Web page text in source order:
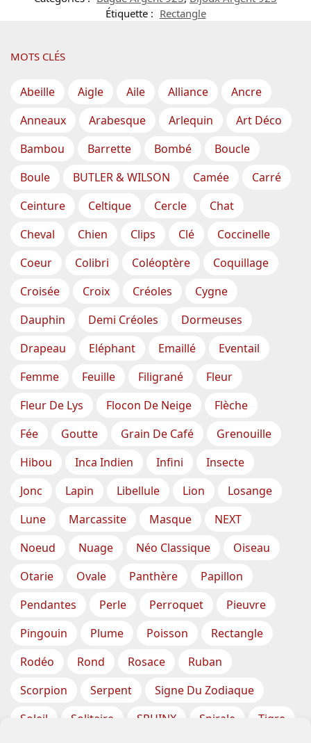
Étiquette : Rectangle
MOTS CLÉS
Abeille Aigle Aile Alliance
Ancre
Anneaux
Arabesque Arlequin
Art Déco
Bambou
Barrette Bombé
Boucle
Boule
BUTLER & WILSON Camée
Carré
Ceinture
Celtique Cercle
Chat
Cheval
Chien Clips Clé
Coccinelle
Coeur
Colibri Coléoptère
Coquillage
Croisée
Croix Créoles
Cygne
Dauphin
Demi Créoles
Dormeuses
Drapeau
Eléphant Emaillé
Eventail
Femme
Feuille Filigrané
Fleur
Fleur De Lys
Flocon De Neige
Flèche
Fée
Goutte Grain De Café
Grenouille
Hibou
Inca Indien Infini
Insecte
Jonc
Lapin Libellule Lion
Losange
Lune
Marcassite Masque
NEXT
Noeud
Nuage Néo Classique
Oiseau
Otarie
Ovale Panthère
Papillon
Pendantes
Perle Perroquet
Pieuvre
Pingouin
Plume Poisson
Rectangle
Rodéo
Rond Rosace
Ruban
Scorpion
Serpent
Signe Du Zodiaque
Soleil
Solitaire SPHINX Spirale
Tigre